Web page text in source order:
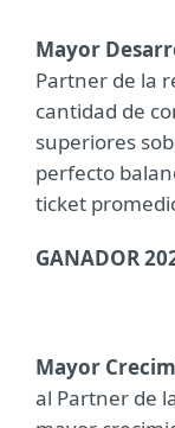
Mayor
Partner de la
cantidad de
superiores
perfecto
ticket
GANADOR
Mayor
al Partner de